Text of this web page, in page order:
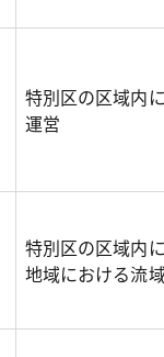
特別区の区域内
運営
特別区の区域内
地域における流